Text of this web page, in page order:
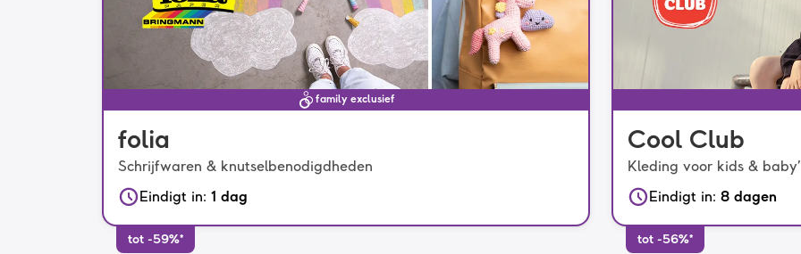
family exclusief
folia
Schrijfwaren & knutselbenodigdheden
Eindigt in: 1 dag
tot -59%*
Cool Club
Kleding voor kids &
Eindigt in: 8 dagen
tot -56%*